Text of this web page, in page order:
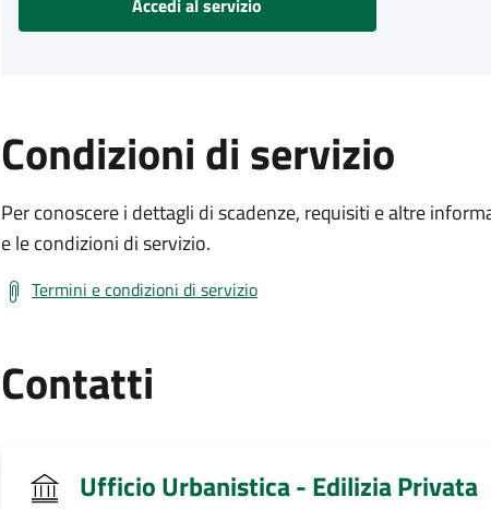
Accedi al servizio
Condizioni di servizio
Per conoscere i dettagli di scadenze, requisiti e altre
e le condizioni di servizio.
Termini e condizioni di servizio
Contatti
Ufficio Urbanistica - Edilizia Privata